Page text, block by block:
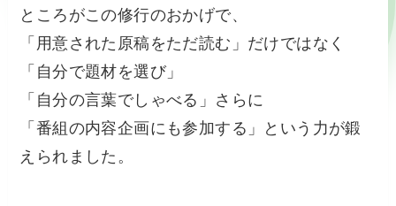
ところがこの修行のおかげで、
「用意された原稿をただ読む」だけではなく
「自分で題材を選び」
「自分の言葉でしゃべる」さらに
「番組の内容企画にも参加する」という力が鍛
えられました。